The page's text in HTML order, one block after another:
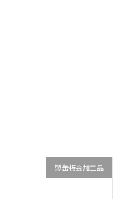
製缶板金加工品